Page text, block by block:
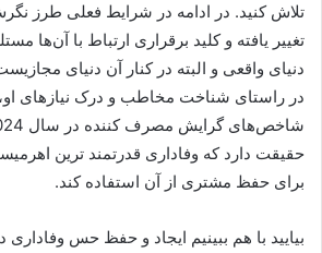
تلاش کنید. در ادامه در شرایط فعلی طرز
تغییر یافته و کلید برقراری ارتباط با آن‌ها
دنیای واقعی و البته در کنار آن دنیای
در راستای شناخت مخاطب و درک نیاز‌های او،
حقیقت دارد که وفاداری قدرتمند ترین
برای حفظ مشتری از آن استفاده کند.
بیایید با هم ببینیم ایجاد و حفظ حس